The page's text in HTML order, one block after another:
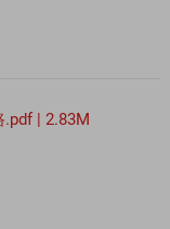
| 2.83M